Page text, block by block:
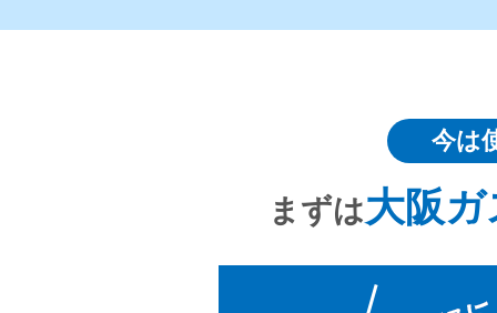
今は
まずは大阪